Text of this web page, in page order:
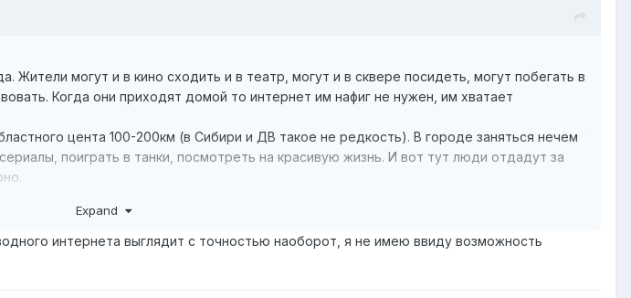
Жители могут и в кино сходить и в театр, могут и в сквере посидеть, могут побегать в
Когда они приходят домой то интернет им нафиг не нужен, им хватает
цента 100-200км (в Сибири и ДВ такое не редкость). В городе заняться нечем
поиграть в танки, посмотреть на красивую жизнь. И вот тут люди отдадут за
у которой был земляной пол (реально утрамбованная земля). Но в углу стоял ком
Expand
интернета выглядит с точностью наоборот, я не имею ввиду возможность